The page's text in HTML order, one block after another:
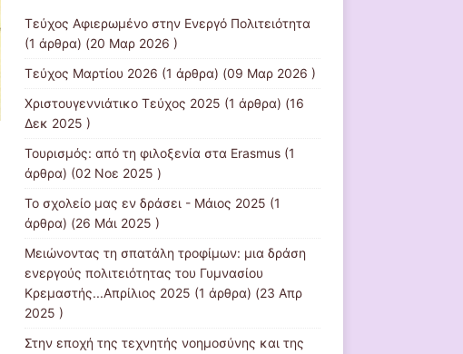
Τεύχος Αφιερωμένο στην Ενεργό Πολιτειότητα
(1 άρθρα) (20 Μαρ 2026 )
Τεύχος Μαρτίου 2026 (1 άρθρα) (09 Μαρ 2026 )
Χριστουγεννιάτικο Τεύχος 2025 (1 άρθρα) (16
Δεκ 2025 )
Τουρισμός: από τη φιλοξενία στα Erasmus(1
άρθρα) (02 Νοε 2025 )
Το σχολείο μας εν δράσει - Μάιος 2025 (1
άρθρα) (26 Μάι 2025 )
Μειώνοντας τη σπατάλη τροφίμων: μια δράση
ενεργούς πολιτειότητας του Γυμνασίου
Κρεμαστής...Απρίλιος 2025 (1 άρθρα) (23 Απρ
2025 )
Στην εποχή της τεχνητής νοημοσύνης και της